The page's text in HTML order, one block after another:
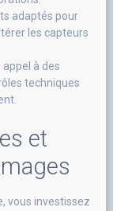
adaptés pour
les capteurs
à des
techniques
et
vous investissez